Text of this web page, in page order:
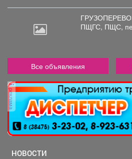
ПЩГС, ПЩС,
Все объявления
реклама
НОВОСТИ